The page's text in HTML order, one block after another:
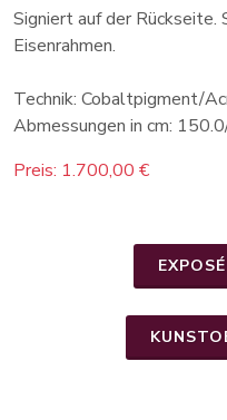
Signiert auf der Rückseite.
Eisenrahmen.
Technik: Cobaltpigment/
Abmessungen in cm:
Preis: 1.700,00 €